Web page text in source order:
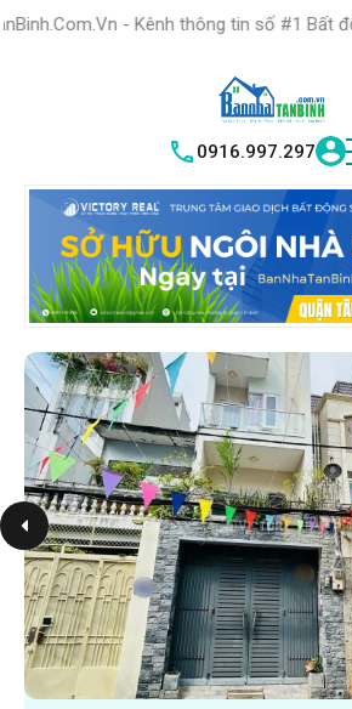
- Kênh thông tin số #1 Bất động sản
0916.997.297
HỆ THỐNG TRUNG
TÂM GIAO DỊCH BĐS TỐT NHẤT
TÂN BÌNHVICTORY REAL